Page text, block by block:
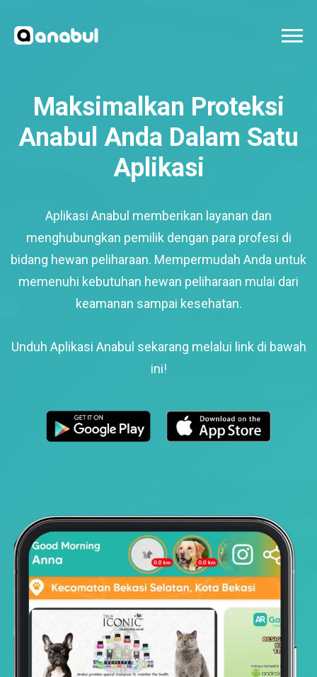
Maksimalkan Proteksi
Anabul Anda Dalam Satu
Aplikasi
Aplikasi Anabul memberikan layanan dan
menghubungkan pemilik dengan para profesi di
bidang hewan peliharaan. Mempermudah Anda untuk
memenuhi kebutuhan hewan peliharaan mulai dari
keamanan sampai kesehatan.
Unduh Aplikasi Anabul sekarang melalui link di bawah
ini!